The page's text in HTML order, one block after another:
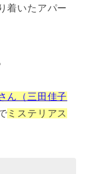
着いたアパー
ん（三田佳子
ミステリアス